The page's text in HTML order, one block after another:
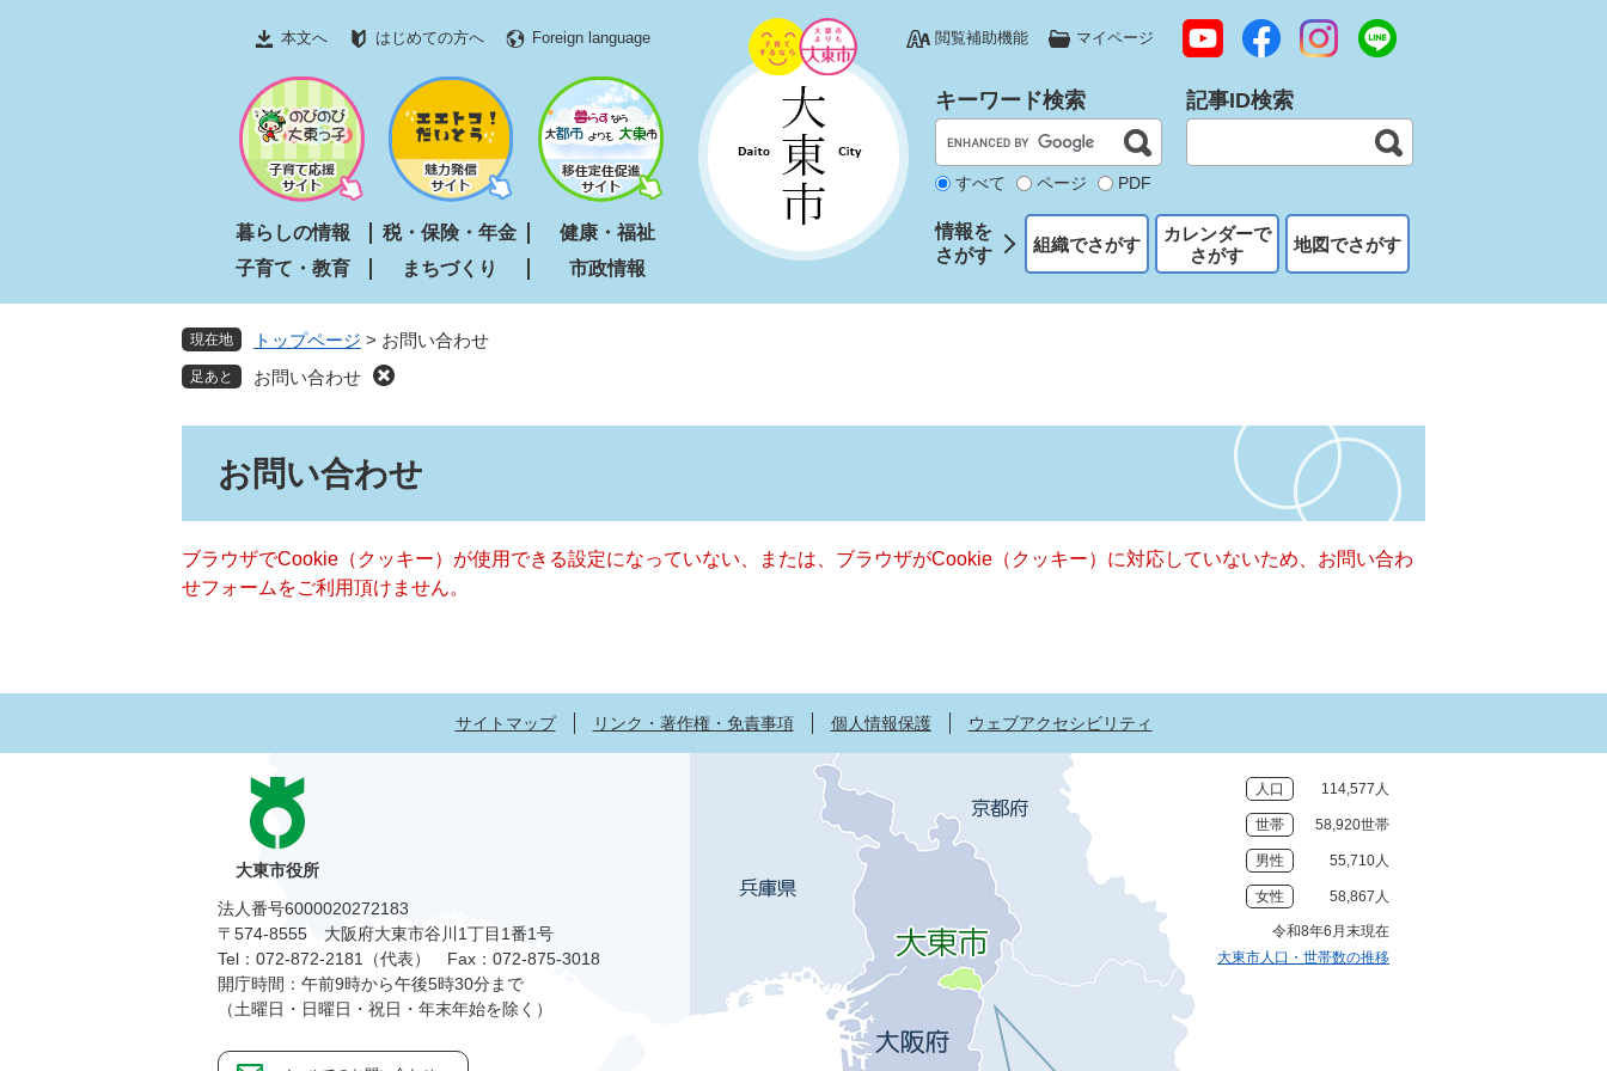
文
本文へ はじめての方へ Foreign language 閲覧補助機能 マイページ
暮らしの情報 税・保険・年金
健康・福祉
子育て・教育
まちづくり 市政情報
キーワード検索
すべて ページ PDF
記事ID検索
情報を
さがす
組織でさがす
カレンダーで
さがす
地図でさがす
現在地 トップページ > お問い合わせ
お問い合わせ
お問い合わせ
ブラウザでCookie（クッキー）が使用できる設定になっていない、または、ブラウザがCookie（クッキー）に対応していないため、お問い合わ
せフォームをご利用頂けません。
サイトマップ リンク・著作権・免責事項 個人情報保護 ウェブアクセシビリティ
人口 114,577人
世帯 58,920世帯
男性 55,710人
女性 58,867人
令和8年6月末現在
大東市人口・世帯数の推移
大東市役所
法人番号6000020272183
〒574-8555 大阪府大東市谷川1丁目1番1号
Tel：072-872-2181（代表）
Fax：072-875-3018
開庁時間：午前9時から午後5時30分まで
（土曜日・日曜日・祝日・年末年始を除く）